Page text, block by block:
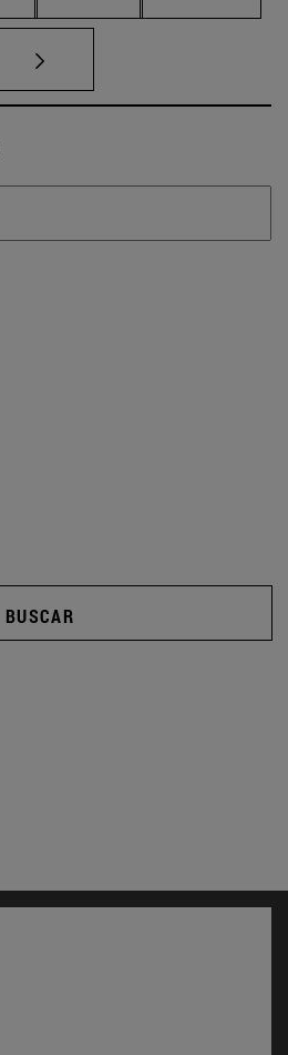
BUSCAR